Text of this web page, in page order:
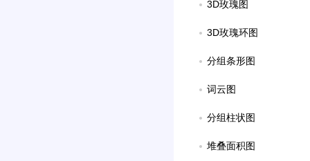
3D玫瑰图
3D玫瑰环图
分组条形图
词云图
分组柱状图
堆叠面积图